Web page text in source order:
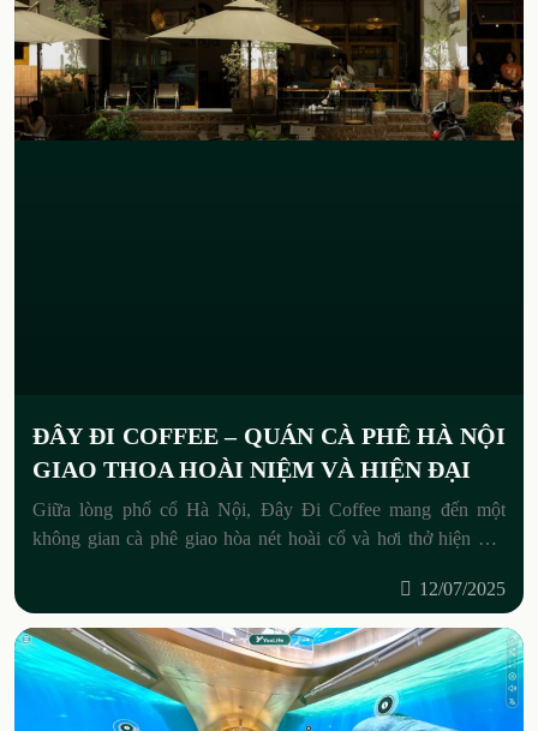
ĐÂY ĐI COFFEE – QUÁN CÀ PHÊ HÀ NỘI
GIAO THOA HOÀI NIỆM VÀ HIỆN ĐẠI
Giữa lòng phố cổ Hà Nội, Đây Đi Coffee mang đến một
không gian cà phê giao hòa nét hoài cổ và hơi thở hiện đại.
12/07/2025